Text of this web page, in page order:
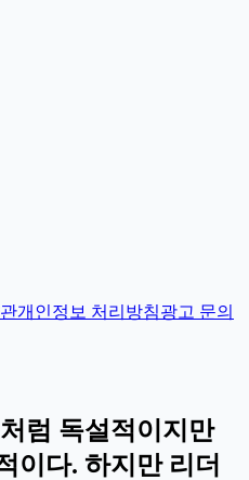
개인정보 처리방침광고 문의
럼 독설적이지만
이다. 하지만 리더